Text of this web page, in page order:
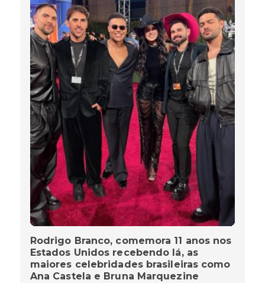
Rodrigo Branco, comemora 11 anos nos
Estados Unidos recebendo lá, as
maiores celebridades brasileiras como
Ana Castela e Bruna Marquezine